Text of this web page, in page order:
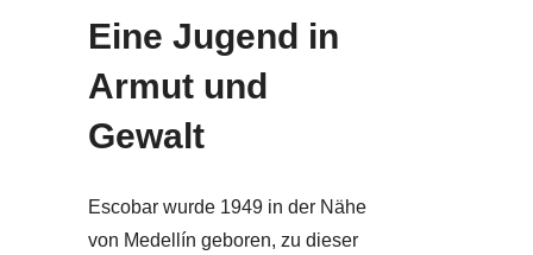
Eine Jugend in
Armut und
Gewalt
Escobar wurde 1949 in der Nähe
von Medellín geboren, zu dieser